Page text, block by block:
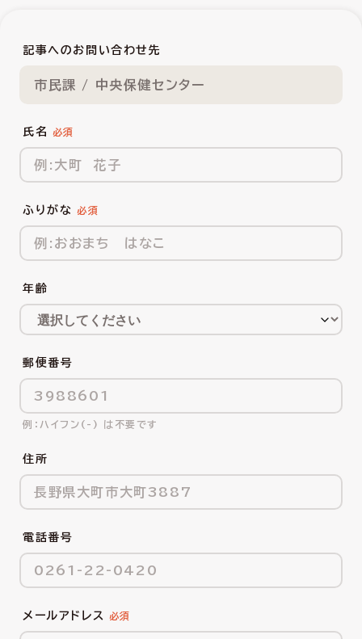
記事へのお問い合わせ先
市民課 / 中央保健センター
氏名
ふりがな
年齢
郵便番号
ハイフン(-) は不要です
住所
電話番号
メールアドレス